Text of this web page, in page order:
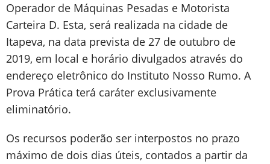
Operador de Máquinas Pesadas e Motorista
Carteira D. Esta, será realizada na cidade de
Itapeva, na data prevista de 27 de outubro de
2019, em local e horário divulgados através do
endereço eletrônico do Instituto Nosso Rumo. A
Prova Prática terá caráter exclusivamente
eliminatório.
Os recursos poderão ser interpostos no prazo
máximo de dois dias úteis, contados a partir da